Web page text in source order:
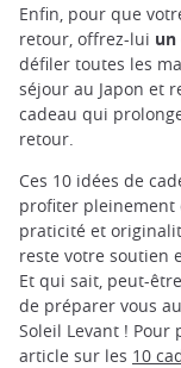
Enfin, pour que
retour, offrez-lui un
défiler toutes les
séjour au Japon et
cadeau qui
retour.
Ces 10 idées de
profiter pleinement
praticité et
reste votre soutien
Et qui sait, peut-
de préparer vous
Soleil Levant ! Pour
article sur les 10